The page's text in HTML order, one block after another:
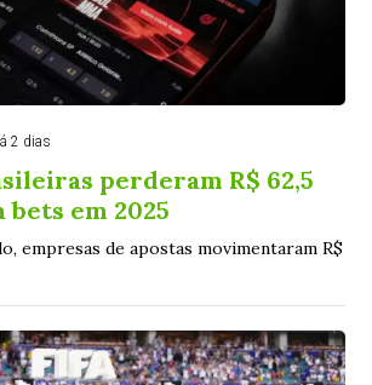
2 dias
perderam R$ 62,5
em 2025
empresas de apostas movimentaram R$